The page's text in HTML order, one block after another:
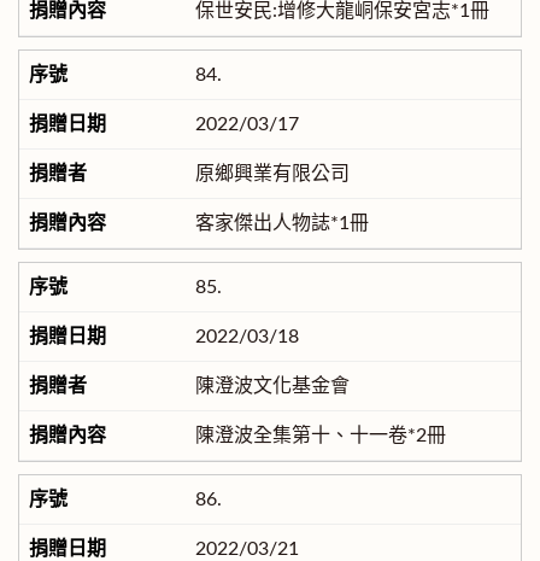
保世安民:增修大龍峒保安宮志*1冊
84.
2022/03/17
原鄉興業有限公司
客家傑出人物誌*1冊
85.
2022/03/18
陳澄波文化基金會
陳澄波全集第十、十一卷*2冊
86.
2022/03/21